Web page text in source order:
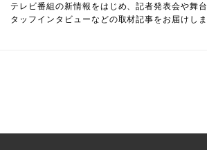
テレビ番組の新情報をはじめ、記者発表会や舞
タッフインタビューなどの取材記事をお届けしま